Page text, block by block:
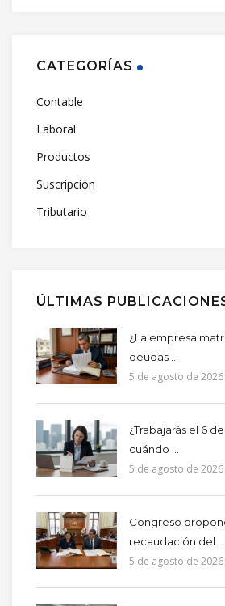
CATEGORÍAS
Contable
Laboral
Productos
Suscripción
Tributario
ÚLTIMAS
¿La empresa
deudas ...
5 de agosto de 2026
¿Trabajarás el 6
cuándo ...
5 de agosto de 2026
Congreso
recaudación del ...
5 de agosto de 2026